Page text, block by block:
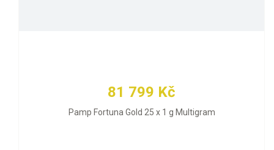
81 799 Kč
Pamp Fortuna Gold 25 x 1 g Multigram